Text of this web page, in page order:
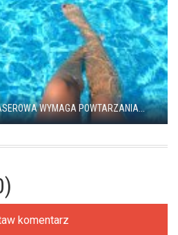
WYMAGA POWTARZANIA...
komentarz